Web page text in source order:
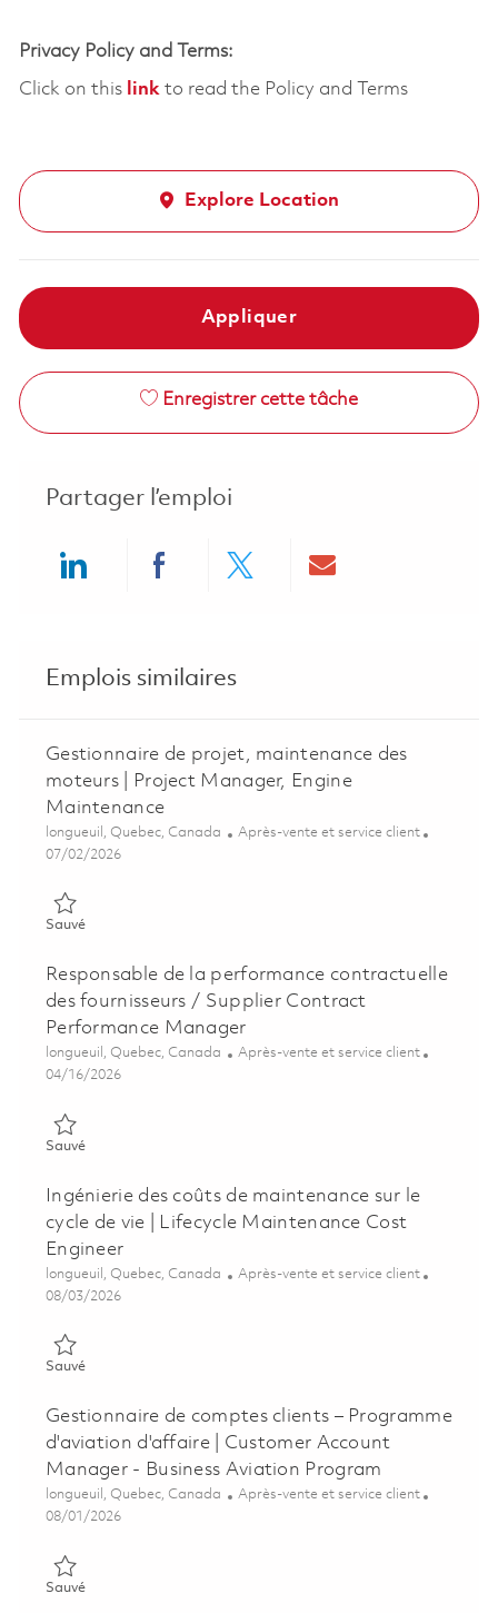
Privacy Policy and Terms:
Click on this linkto read the Policy and Terms
Explore Location
Appliquer
Enregistrer cette tâche
Partager l’emploi
Emplois similaires
Gestionnaire de projet, maintenance des
moteurs | Project Manager, Engine
Maintenance
Emplacement
longueuil, Quebec, Canada Catégorie
Après-vente et service client
Posted Date
07/02/2026
SauvéSauvé Gestionnaire de projet, maintenance des moteurs |
Responsable de la performance contractuelle
des fournisseurs / Supplier Contract
Performance Manager
Emplacement
longueuil, Quebec, Canada Catégorie
Après-vente et service client
Posted Date
04/16/2026
SauvéSauvé Responsable de la performance contractuelle des
Ingénierie des coûts de maintenance sur le
cycle de vie | Lifecycle Maintenance Cost
Engineer
Emplacement
longueuil, Quebec, Canada Catégorie
Après-vente et service client
Posted Date
08/03/2026
SauvéSauvé Ingénierie des coûts de maintenance sur le cycle de vie
Gestionnaire de comptes clients – Programme
d'aviation d'affaire | Customer Account
Manager - Business Aviation Program
Emplacement
longueuil, Quebec, Canada Catégorie
Après-vente et service client
Posted Date
08/01/2026
SauvéSauvé Gestionnaire de comptes clients – Programme